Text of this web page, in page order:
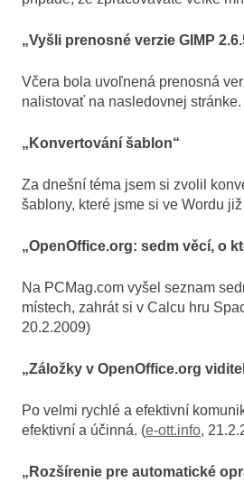
„Vyšli prenosné verzie GIMP
Včera bola uvoľnená prenosná
nalistovať na nasledovnej stránke.
„Konvertování šablon“
Za dnešní téma jsem si zvolil
šablony, které jsme si ve Wordu
„OpenOffice.org: sedm věcí, o
Na PCMag.com vyšel seznam
místech, zahrát si v Calcu hru
20.2.2009)
„Záložky v OpenOffice.org
Po velmi rychlé a efektivní
efektivní a účinná. (e-ott.info,
„Rozšírenie pre automatické